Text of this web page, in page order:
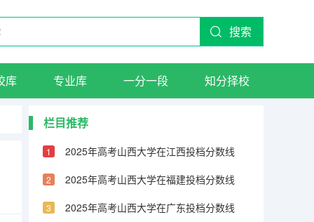
搜索
库 专业库 一分一段 知分择校
栏目推荐
2025年高考山西大学在江西投档分数线
2025年高考山西大学在福建投档分数线
2025年高考山西大学在广东投档分数线